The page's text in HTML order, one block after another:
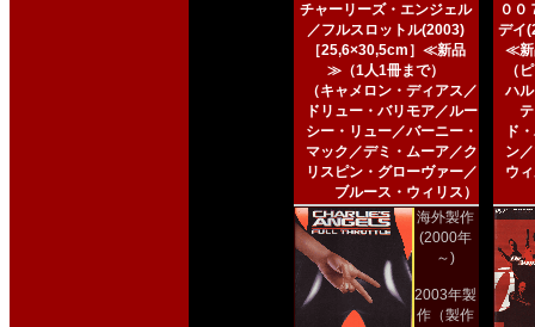
チャーリーズ・エンジェル
／フルスロットル(2003)
［25,6×30,5cm］≪新品
≫（1人1冊まで）
（キャメロン・ディアス／
ドリュー・バリモア／ルー
シー・リュー／バーニー・
マック／デミ・ムーア／ク
リスピン・グローヴァー／
ブルース・ウィリス）
海外製作
(2000年
～)
2003年製
作（製作
００
デイ
≪新
（
ハ
ド
ン
ウ